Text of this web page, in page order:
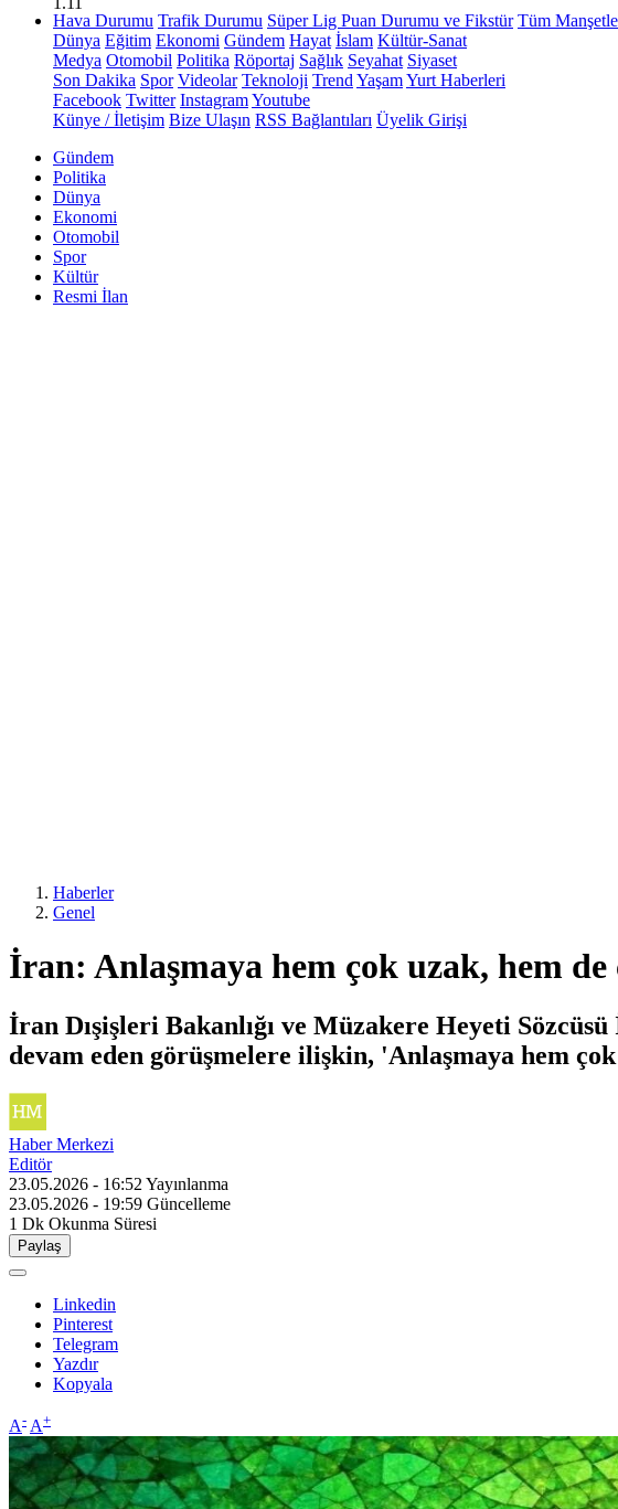
Hava Durumu Trafik Durumu Süper Lig Puan Durumu ve Fikstür Tüm
Dünya Eğitim Ekonomi Gündem Hayat İslam Kültür-Sanat
Medya Otomobil Politika Röportaj Sağlık Seyahat Siyaset
Son Dakika Spor Videolar Teknoloji Trend YaşamYurt Haberleri
Facebook Twitter InstagramYoutube
Künye / İletişim Bize Ulaşın RSS Bağlantıları Üyelik Girişi
Gündem
Politika
Dünya
Ekonomi
Otomobil
Spor
Kültür
Resmi İlan
Haberler
Genel
İran: Anlaşmaya hem çok uzak, hem de
İran Dışişleri Bakanlığı ve Müzakere Heyeti
devam eden görüşmelere ilişkin, 'Anlaşmaya hem
Haber Merkezi
Editör
23.05.2026 - 16:52 Yayınlanma
23.05.2026 - 19:59 Güncelleme
1 Dk Okunma Süresi
Paylaş
Linkedin
Pinterest
Telegram
Yazdır
Kopyala
A- A+